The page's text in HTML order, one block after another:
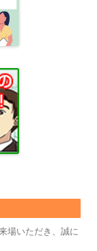
場いただき、誠に